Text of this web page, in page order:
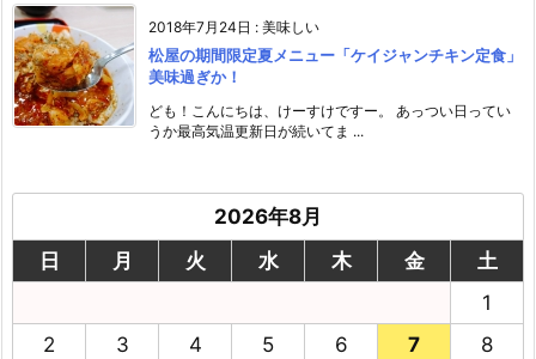
2018年7月24日 : 美味しい
松屋の期間限定夏メニュー「ケイジャンチキン定食」
美味過ぎか！
ども！こんにちは、けーすけですー。 あっつい日ってい
うか最高気温更新日が続いてま ...
2026年8月
日
月 火 水 木 金
土
1
2
3 4 5 6 7
8